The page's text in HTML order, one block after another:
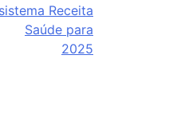
sistema Receita
Saúde para
2025